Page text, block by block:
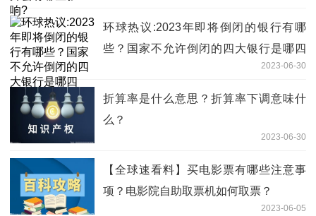
环球热议:2023年即将倒闭的银行有哪
些？国家不允许倒闭的四大银行是哪四
2023-06-30
折算率是什么意思？折算率下调意味什
么？
2023-06-30
【全球速看料】买电影票有哪些注意事
项？电影院自助取票机如何取票？
2023-06-05